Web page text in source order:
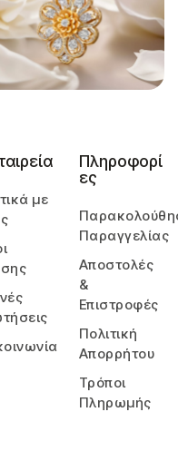
με
Πληροφορί
ες
Παραγγελίας
Αποστολές
&
Επιστροφές
Πολιτική
Απορρήτου
Τρόποι
Πληρωμής